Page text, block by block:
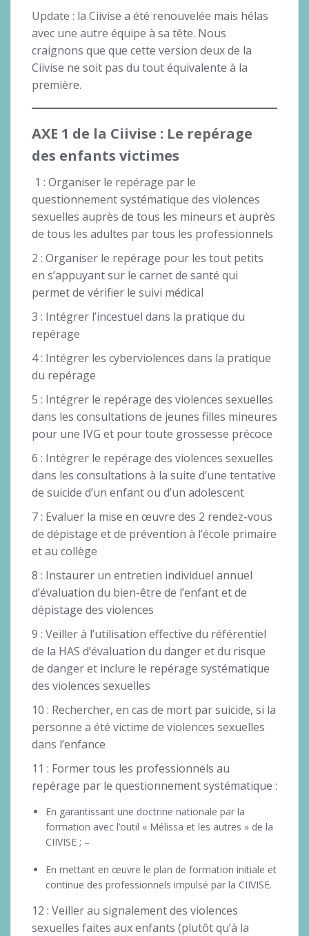
Update : la Ciivise a été renouvelée mais hélas
avec une autre équipe à sa tête. Nous
craignons que que cette version deux de la
Ciivise ne soit pas du tout équivalente à la
première.
AXE 1 de la Ciivise : Le repérage
des enfants victimes
1 : Organiser le repérage par le
questionnement systématique des violences
sexuelles auprès de tous les mineurs et auprès
de tous les adultes par tous les professionnels
2 : Organiser le repérage pour les tout petits
en s’appuyant sur le carnet de santé qui
permet de vérifier le suivi médical
3 : Intégrer l’incestuel dans la pratique du
repérage
4 : Intégrer les cyberviolences dans la pratique
du repérage
5 : Intégrer le repérage des violences sexuelles
dans les consultations de jeunes filles mineures
pour une IVG et pour toute grossesse précoce
6 : Intégrer le repérage des violences sexuelles
dans les consultations à la suite d’une tentative
de suicide d’un enfant ou d’un adolescent
7 : Evaluer la mise en œuvre des 2 rendez-vous
de dépistage et de prévention à l’école primaire
et au collège
8 : Instaurer un entretien individuel annuel
d’évaluation du bien-être de l’enfant et de
dépistage des violences
9 : Veiller à l’utilisation effective du référentiel
de la HAS d’évaluation du danger et du risque
de danger et inclure le repérage systématique
des violences sexuelles
10 : Rechercher, en cas de mort par suicide, si la
personne a été victime de violences sexuelles
dans l’enfance
11 : Former tous les professionnels au
repérage par le questionnement systématique :
En garantissant une doctrine nationale par la
formation avec l’outil « Mélissa et les autres » de la
CIIVISE ; –
En mettant en œuvre le plan de formation initiale et
continue des professionnels impulsé par la CIIVISE.
12 : Veiller au signalement des violences
sexuelles faites aux enfants (plutôt qu’à la